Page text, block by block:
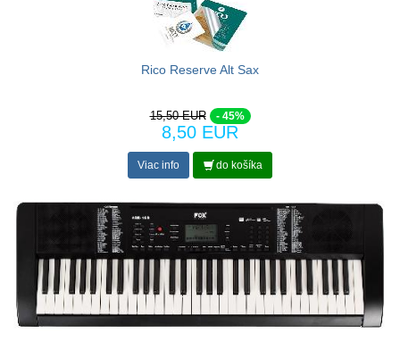
Rico Reserve Alt Sax
15,50 EUR - 45%
8,50 EUR
Viac info do košíka